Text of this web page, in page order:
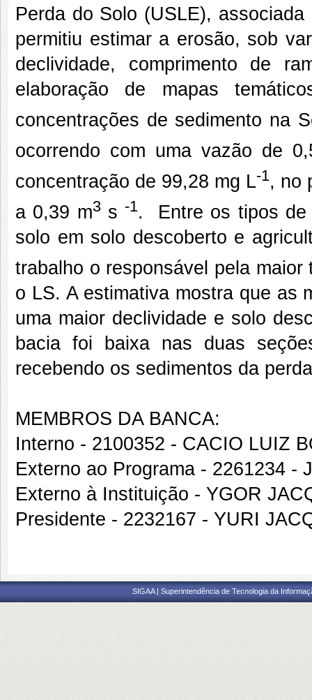
Perda do Solo (USLE),
permitiu estimar a erosão, sob
declividade, comprimento de
elaboração de mapas
concentrações de sedimento na
ocorrendo com uma vazão de
concentração de 99,28 mg L-1, no
a 0,39 m3s -1. Entre os tipos de
solo em solo descoberto e
trabalho o responsável pela
o LS. A estimativa mostra que as
uma maior declividade e solo
bacia foi baixa nas duas
recebendo os sedimentos da
MEMBROS DA BANCA:
Interno - 2100352 - CACIO LUIZ
Externo ao Programa - 2261234 -
Externo à Instituição - YGOR
Presidente - 2232167 - YURI
SIGAA | Superintendência de Tecnologia da